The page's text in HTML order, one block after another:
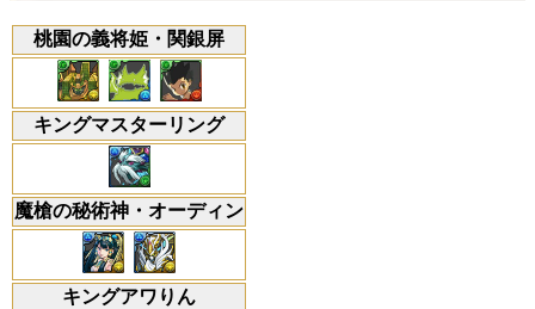
桃園の義将姫・関銀屏
キングマスターリング
魔槍の秘術神・オーディン
キングアワりん